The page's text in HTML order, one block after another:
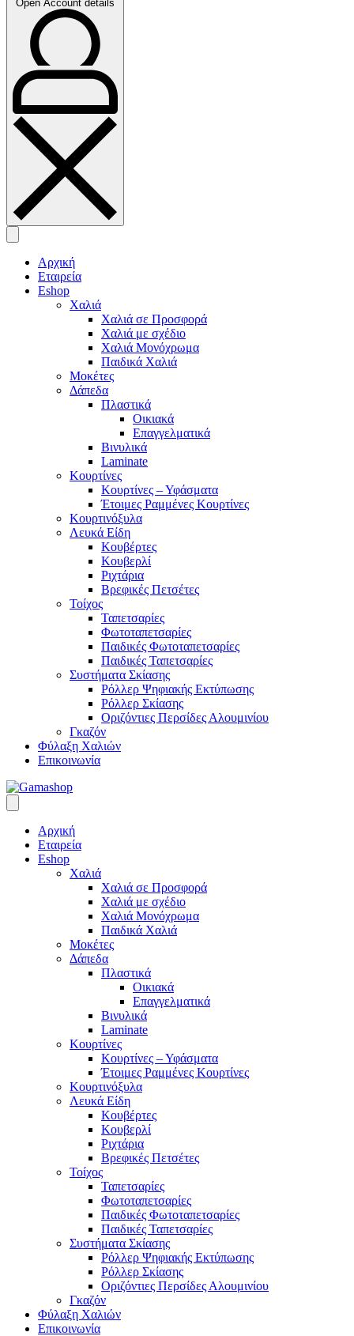
Open Account details
Αρχική
Εταιρεία
Eshop
Χαλιά
Χαλιά σε Προσφορά
Χαλιά με σχέδιο
Χαλιά Μονόχρωμα
Παιδικά Χαλιά
Μοκέτες
Δάπεδα
Πλαστικά
Οικιακά
Επαγγελματικά
Βινυλικά
Laminate
Κουρτίνες
Κουρτίνες – Υφάσματα
Έτοιμες Ραμμένες Κουρτίνες
Κουρτινόξυλα
Λευκά Είδη
Κουβέρτες
Κουβερλί
Ριχτάρια
Βρεφικές Πετσέτες
Τοίχος
Ταπετσαρίες
Φωτοταπετσαρίες
Παιδικές Φωτοταπετσαρίες
Παιδικές Ταπετσαρίες
Συστήματα Σκίασης
Ρόλλερ Ψηφιακής Εκτύπωσης
Ρόλλερ Σκίασης
Οριζόντιες Περσίδες Αλουμινίου
Γκαζόν
Φύλαξη Χαλιών
Επικοινωνία
Αρχική
Εταιρεία
Eshop
Χαλιά
Χαλιά σε Προσφορά
Χαλιά με σχέδιο
Χαλιά Μονόχρωμα
Παιδικά Χαλιά
Μοκέτες
Δάπεδα
Πλαστικά
Οικιακά
Επαγγελματικά
Βινυλικά
Laminate
Κουρτίνες
Κουρτίνες – Υφάσματα
Έτοιμες Ραμμένες Κουρτίνες
Κουρτινόξυλα
Λευκά Είδη
Κουβέρτες
Κουβερλί
Ριχτάρια
Βρεφικές Πετσέτες
Τοίχος
Ταπετσαρίες
Φωτοταπετσαρίες
Παιδικές Φωτοταπετσαρίες
Παιδικές Ταπετσαρίες
Συστήματα Σκίασης
Ρόλλερ Ψηφιακής Εκτύπωσης
Ρόλλερ Σκίασης
Οριζόντιες Περσίδες Αλουμινίου
Γκαζόν
Φύλαξη Χαλιών
Επικοινωνία